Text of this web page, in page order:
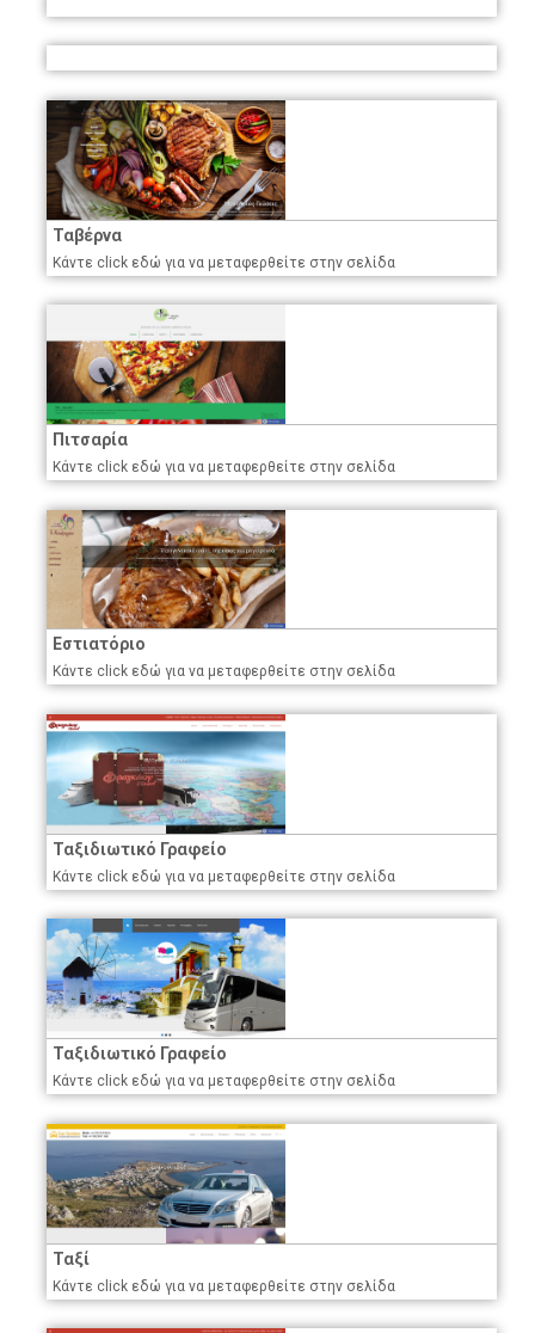
Ταβέρνα
Κάντε click εδώ για να μεταφερθείτε στην σελίδα
Πιτσαρία
Κάντε click εδώ για να μεταφερθείτε στην σελίδα
Εστιατόριο
Κάντε click εδώ για να μεταφερθείτε στην σελίδα
Ταξιδιωτικό Γραφείο
Κάντε click εδώ για να μεταφερθείτε στην σελίδα
Ταξιδιωτικό Γραφείο
Κάντε click εδώ για να μεταφερθείτε στην σελίδα
Ταξί
Κάντε click εδώ για να μεταφερθείτε στην σελίδα